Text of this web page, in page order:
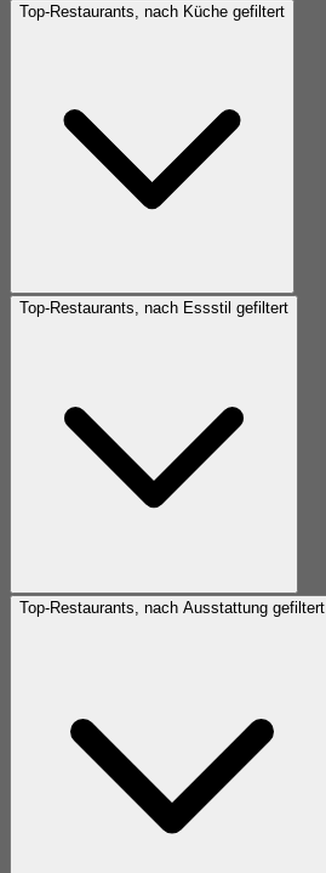
Top-Restaurants, nach Küche gefiltert
Top-Restaurants, nach Essstil gefiltert
Top-Restaurants, nach Ausstattung gefiltert